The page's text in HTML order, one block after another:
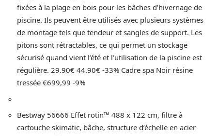
fixées à la plage en bois pour les bâches d’hivernage de
piscine. Ils peuvent être utilisés avec plusieurs systèmes
de montage tels que tendeur et sangles de support. Les
pitons sont rétractables, ce qui permet un stockage
sécurisé quand vient l’été et l’utilisation de la piscine est
régulière. 29.90€ 44.90€ -33% Cadre spa Noir résine
tressée €699,99 -9%
Bestway 56666 Effet rotin™ 488 x 122 cm, filtre à
cartouche skimatic, bâche, structure d’échelle en acier